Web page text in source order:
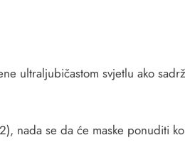
ultraljubičastom svjetlu ako
nada se da će maske ponuditi